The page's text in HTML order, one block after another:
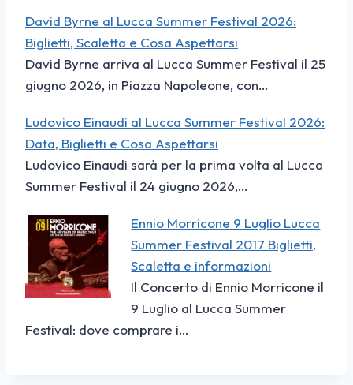
David Byrne al Lucca Summer Festival 2026:
Biglietti, Scaletta e Cosa Aspettarsi
David Byrne arriva al Lucca Summer Festival il 25
giugno 2026, in Piazza Napoleone, con…
Ludovico Einaudi al Lucca Summer Festival 2026:
Data, Biglietti e Cosa Aspettarsi
Ludovico Einaudi sarà per la prima volta al Lucca
Summer Festival il 24 giugno 2026,…
Ennio Morricone 9 Luglio Lucca
Summer Festival 2017 Biglietti,
Scaletta e informazioni
Il Concerto di Ennio Morricone il
9 Luglio al Lucca Summer
Festival: dove comprare i…